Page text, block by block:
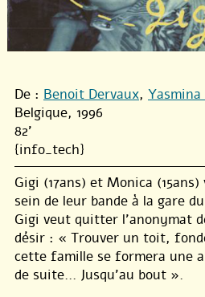
De : Benoit Dervaux, Yasmina
Belgique, 1996
82'
{info_tech}
Gigi (17ans) et Monica
sein de leur bande à la gare
Gigi veut quitter l’anonymat
désir : « Trouver un toit,
cette famille se formera une
de suite… Jusqu’au bout ».